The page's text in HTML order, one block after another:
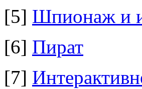
[5] Шпионаж и
[6] Пират
[7]